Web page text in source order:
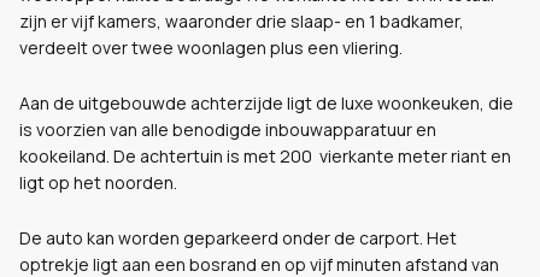
zijn er vijf kamers, waaronder drie slaap- en 1 badkamer,
verdeelt over twee woonlagen plus een vliering.
Aan de uitgebouwde achterzijde ligt de luxe woonkeuken, die
is voorzien van alle benodigde inbouwapparatuur en
kookeiland. De achtertuin is met 200 vierkante meter riant en
ligt op het noorden.
De auto kan worden geparkeerd onder de carport. Het
optrekje ligt aan een bosrand en op vijf minuten afstand van